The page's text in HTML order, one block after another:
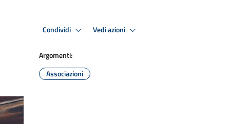
Condividi Vedi azioni
Argomenti:
Associazioni